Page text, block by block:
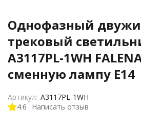
Однофазный
трековый
A3117PL-1WH
сменную лампу Е14
4.6 Написать отзыв
Артикул: A3117PL-1WH